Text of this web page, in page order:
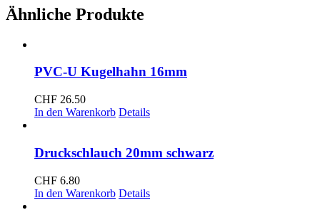
Ähnliche Produkte
PVC-U Kugelhahn 16mm
CHF 26.50
In den Warenkorb Details
Druckschlauch 20mm schwarz
CHF 6.80
In den Warenkorb Details